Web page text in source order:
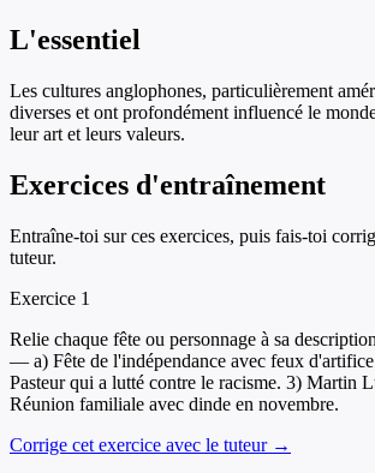
L'essentiel
Les cultures anglophones, particulièrement
diverses et ont profondément influencé le
leur art et leurs valeurs.
Exercices d'entraînement
Entraîne-toi sur ces exercices, puis fais-toi
tuteur.
Exercice 1
Relie chaque fête ou personnage à sa
— a) Fête de l'indépendance avec feux
Pasteur qui a lutté contre le racisme. 3)
Réunion familiale avec dinde en novembre.
Corrige cet exercice avec le tuteur →